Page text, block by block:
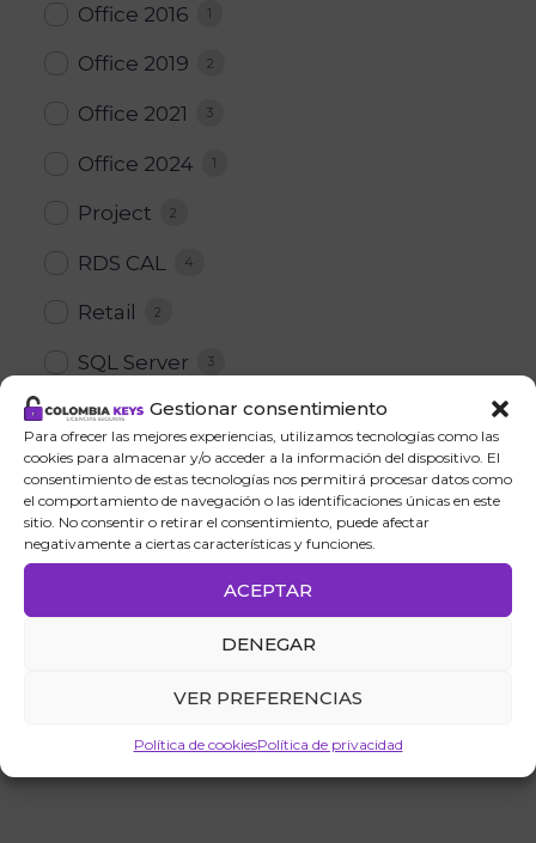
Gestionar consentimiento
Para ofrecer las mejores experiencias, utilizamos tecnologías como las
cookies para almacenar y/o acceder a la información del dispositivo. El
consentimiento de estas tecnologías nos permitirá procesar datos como
el comportamiento de navegación o las identificaciones únicas en este
sitio. No consentir o retirar el consentimiento, puede afectar
negativamente a ciertas características y funciones.
ACEPTAR
DENEGAR
VER PREFERENCIAS
Política de cookiesPolítica de privacidad
Office 2016 1
Office 2019 2
Office 2021 3
Office 2024 1
Project 2
RDS CAL 4
Retail 2
SQL Server 3
Visio
Windows 16
Windows 10 1
Windows 10 Pro 1
Windows 11 Pro 1
Windows Server